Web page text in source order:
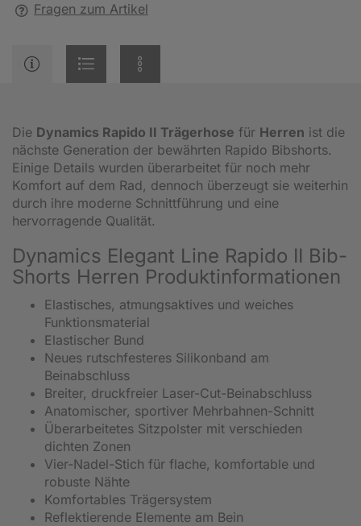
Fragen zum Artikel
Die Dynamics Rapido II Trägerhose für Herren ist die
nächste Generation der bewährten Rapido Bibshorts.
Einige Details wurden überarbeitet für noch mehr
Komfort auf dem Rad, dennoch überzeugt sie weiterhin
durch ihre moderne Schnittführung und eine
hervorragende Qualität.
Dynamics Elegant Line Rapido II Bib-
Shorts Herren Produktinformationen
Elastisches, atmungsaktives und weiches
Funktionsmaterial
Elastischer Bund
Neues rutschfesteres Silikonband am
Beinabschluss
Breiter, druckfreier Laser-Cut-Beinabschluss
Anatomischer, sportiver Mehrbahnen-Schnitt
Überarbeitetes Sitzpolster mit verschieden
dichten Zonen
Vier-Nadel-Stich für flache, komfortable und
robuste Nähte
Komfortables Trägersystem
Reflektierende Elemente am Bein